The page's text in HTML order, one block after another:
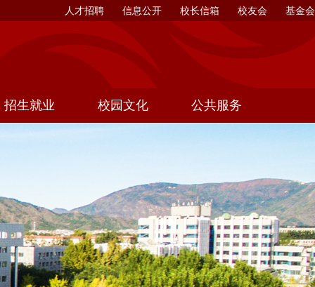
人才招聘 信息公开 校长信箱 校友会 基金会
招生就业 校园文化 公共服务